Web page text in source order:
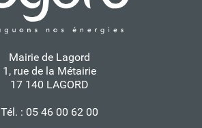
Mairie de Lagord
1, rue de la Métairie
17 140 LAGORD
Tél. : 05 46 00 62 00